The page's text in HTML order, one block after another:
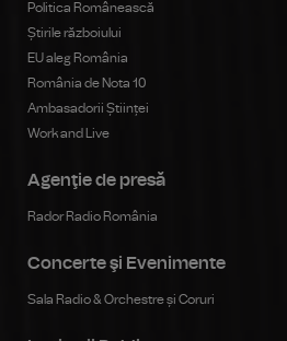
Politica Românească
Știrile războiului
EU aleg România
România de Nota 10
Ambasadorii Științei
Work and Live
Agenţie de presă
Rador Radio România
Concerte şi Evenimente
Sala Radio & Orchestre și Coruri